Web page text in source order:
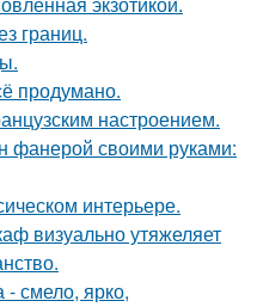
границ.
продумано.
настроением.
фанерой своими руками:
интерьере.
визуально утяжеляет
- смело, ярко,